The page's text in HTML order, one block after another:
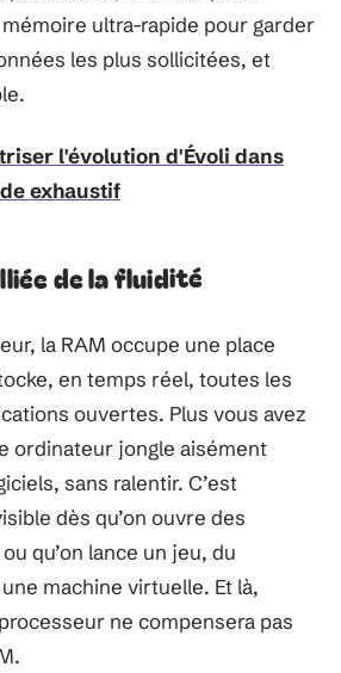
ultra-rapide pour garder
les plus sollicitées, et
l'évolution d'Évoli dans
exhaustif
de la fluidité
la RAM occupe une place
en temps réel, toutes les
ouvertes. Plus vous avez
ordinateur jongle aisément
sans ralentir. C’est
dès qu’on ouvre des
qu’on lance un jeu, du
machine virtuelle. Et là,
ne compensera pas